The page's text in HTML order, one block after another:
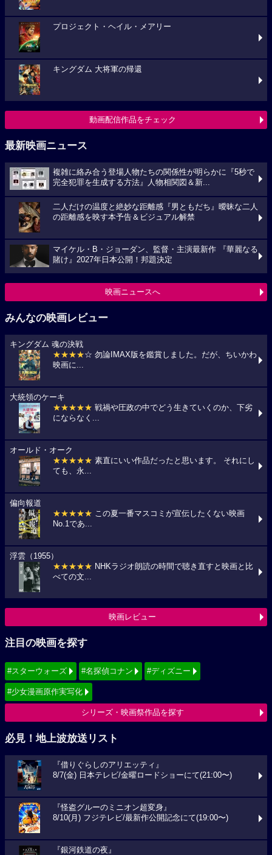
プロジェクト・ヘイル・メアリー
キングダム 大将軍の帰還
動画配信作品をチェック
最新映画ニュース
複雑に絡み合う登場人物たちの関係性が明らかに『5秒で
完全犯罪を生成する方法』人物相関図＆新...
二人だけの温度と絶妙な距離感『男ともだち』曖昧な二人
の距離感を映す本予告＆ビジュアル解禁
マイケル・B・ジョーダン、監督・主演最新作 『華麗なる
賭け』2027年日本公開！邦題決定
映画ニュースへ
みんなの映画レビュー
キングダム 魂の決戦
★★★★☆ 勿論IMAX版を鑑賞しました。だが、ちいかわ
映画に...
大統領のケーキ
★★★★★ 戦禍や圧政の中でどう生きていくのか、下劣
にならなく...
オールド・オーク
★★★★★ 素直にいい作品だったと思います。 それにし
ても、永...
偏向報道
★★★★★ この夏一番マスコミが宣伝したくない映画
No.1であ...
浮雲（1955）
★★★★★ NHKラジオ朗読の時間で聴き直すと映画と比
べての文...
映画レビュー
注目の映画を探す
#スターウォーズ #名探偵コナン #ディズニー
#少女漫画原作実写化
シリーズ・映画祭作品を探す
必見！地上波放送リスト
『借りぐらしのアリエッティ』
8/7(金) 日本テレビ/金曜ロードショーにて(21:00〜)
『怪盗グルーのミニオン超変身』
8/10(月) フジテレビ/最新作公開記念にて(19:00〜)
『銀河鉄道の夜』